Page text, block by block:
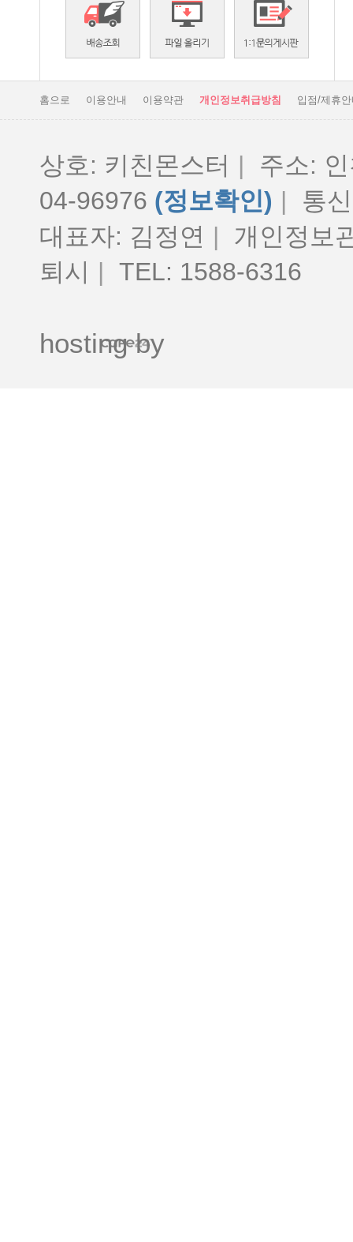
홈으로 이용안내 이용약관 개인정보취급방침 입점/제휴
상호: 키친몬스터 |
주소:
04-96976 (정보확인) |
통
대표자: 김정연 |
개인정보
퇴시
| TEL: 1588-6316
hosting by